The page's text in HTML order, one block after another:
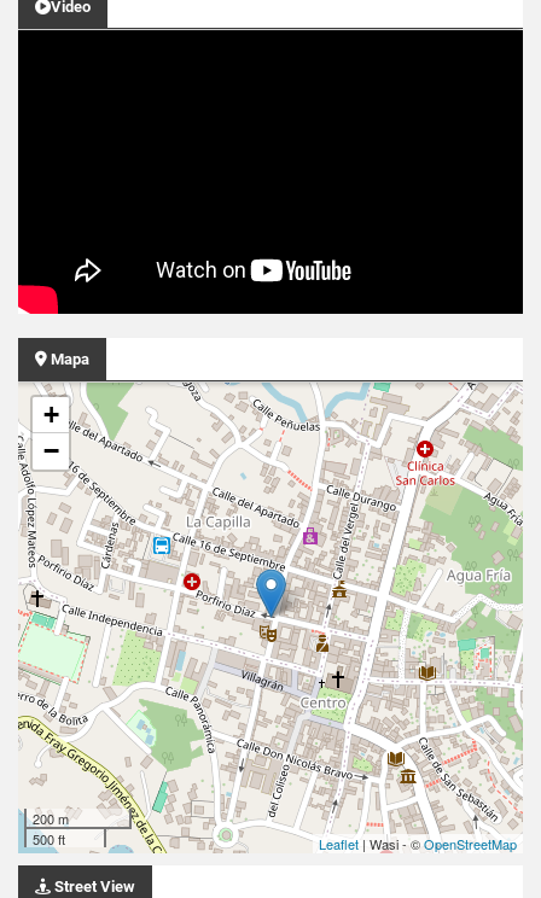
Video
Mapa
+
−
200 m
500 ft
Leaflet | Wasi - ©OpenStreetMap
Street View